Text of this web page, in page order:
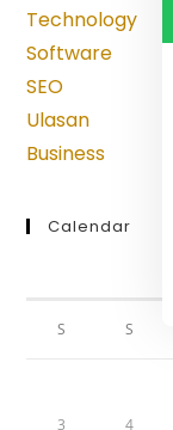
new
tab
new
tab
Technology
Software
SEO
Ulasan
Business
Calendar
S S
3 4